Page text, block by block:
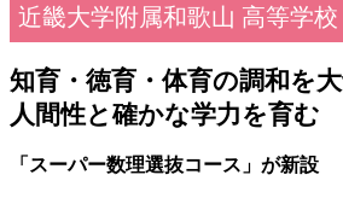
近畿大学附属和歌山 高等学
知育・徳育・体育の調和を
人間性と確かな学力を育む
「スーパー数理選抜コース」が新設